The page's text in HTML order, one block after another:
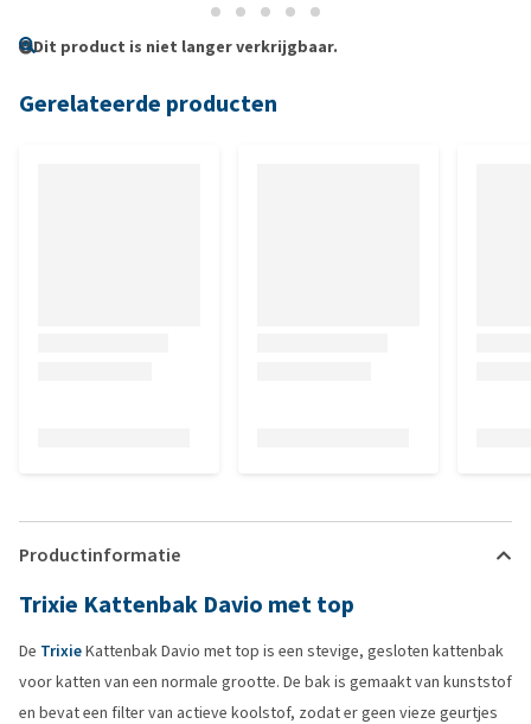
Dit product is niet langer verkrijgbaar.
Gerelateerde producten
Productinformatie
Trixie Kattenbak Davio met top
De TrixieKattenbak Davio met top is een stevige, gesloten kattenbak
voor katten van een normale grootte. De bak is gemaakt van kunststof
en bevat een filter van actieve koolstof, zodat er geen vieze geurtjes